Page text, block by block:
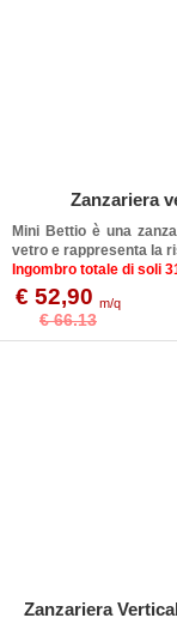
Zanzariera
Mini Bettio è una
vetro e rappresenta la
Ingombro totale di soli
€ 52,90 m/q
€ 66.13
Zanzariera